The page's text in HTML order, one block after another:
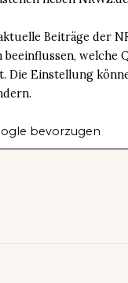
Beiträge der
beeinflussen, welche
Die Einstellung
bevorzugen